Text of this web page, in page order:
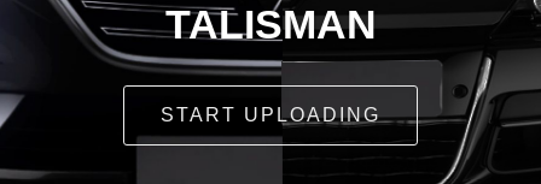
TALISMAN
START UPLOADING